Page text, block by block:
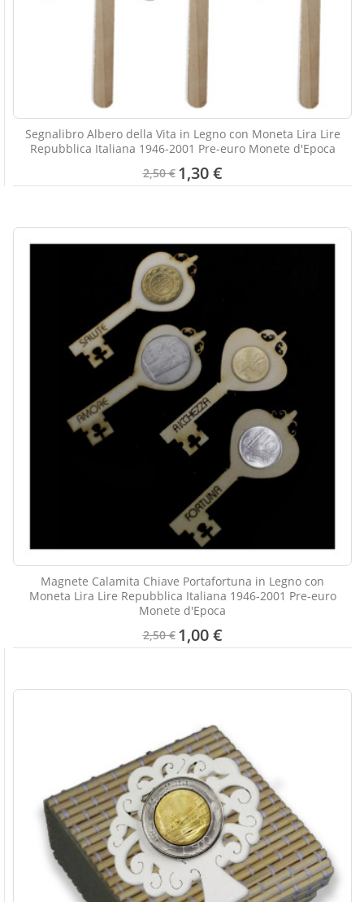
Segnalibro Albero della Vita in Legno con Moneta Lira Lire
Repubblica Italiana 1946-2001 Pre-euro Monete d'Epoca
2,50 € 1,30 €
Magnete Calamita Chiave Portafortuna in Legno con
Moneta Lira Lire Repubblica Italiana 1946-2001 Pre-euro
Monete d'Epoca
2,50 € 1,00 €